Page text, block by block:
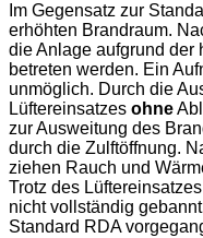
Im Gegensatz zur
erhöhten Brandraum.
die Anlage aufgrund der
betreten werden. Ein
unmöglich. Durch die
Lüftereinsatzes ohne
zur Ausweitung des
durch die Zulftöffnung.
ziehen Rauch und
Trotz des
nicht vollständig
Standard RDA